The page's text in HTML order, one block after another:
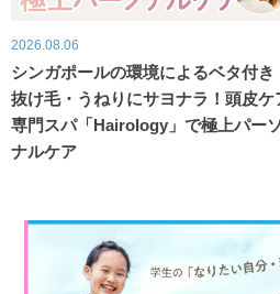
2026.08.06
シンガポールの環境によるベタ付き
抜け毛・うねりにサヨナラ！頭皮ケ
専門スパ「Hairology」で極上パー
ナルケア